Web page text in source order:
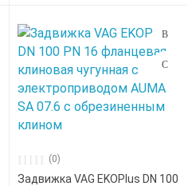
(0)
Задвижка VAG EKOPlus DN 100